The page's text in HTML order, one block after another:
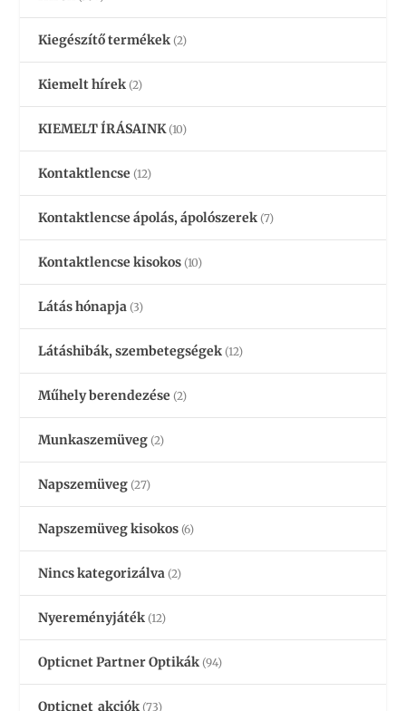
Kiegészítő termékek (2)
Kiemelt hírek (2)
KIEMELT ÍRÁSAINK(10)
Kontaktlencse (12)
Kontaktlencse ápolás, ápolószerek (7)
Kontaktlencse kisokos (10)
Látás hónapja (3)
Látáshibák, szembetegségek (12)
Műhely berendezése (2)
Munkaszemüveg (2)
Napszemüveg (27)
Napszemüveg kisokos (6)
Nincs kategorizálva (2)
Nyereményjáték (12)
Opticnet Partner Optikák (94)
Opticnet_akciók (73)